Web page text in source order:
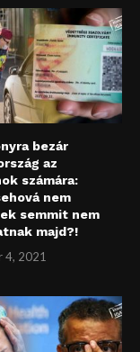
bezár
az
számára:
nem
semmit nem
majd?!
4, 2021